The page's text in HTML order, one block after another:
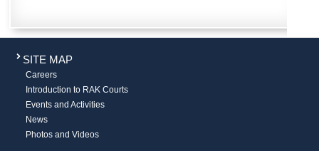
SITE MAP
Careers
Introduction to RAK Courts
Events and Activities
News
Photos and Videos